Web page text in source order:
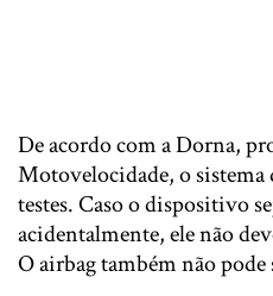
De acordo com a Dorna,
Motovelocidade, o sistema
testes. Caso o dispositivo
acidentalmente, ele não
O airbag também não